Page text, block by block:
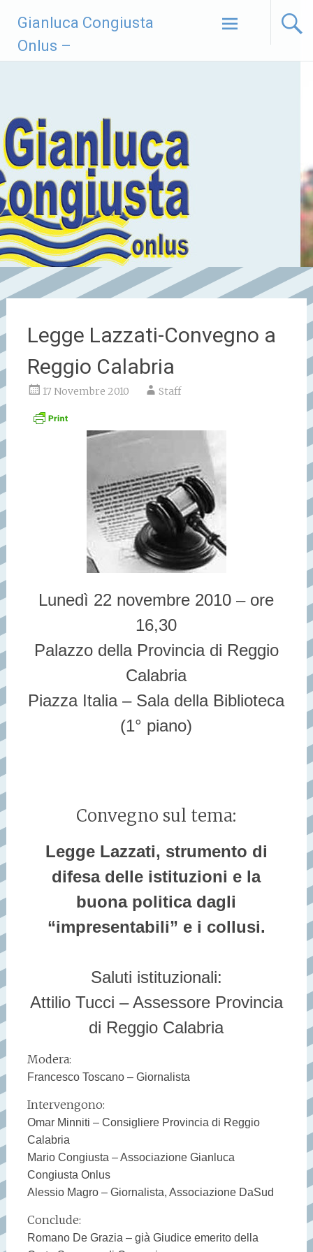
contenuto
Gianluca Congiusta
Onlus –
Legge Lazzati-Convegno a
Reggio Calabria
17 Novembre 2010 Staff
Lunedì 22 novembre 2010 – ore
16,30
Palazzo della Provincia di Reggio
Calabria
Piazza Italia – Sala della Biblioteca
(1° piano)
Convegno sul tema:
Legge Lazzati, strumento di
difesa delle istituzioni e la
buona politica dagli
“impresentabili” e i collusi.
Saluti istituzionali:
Attilio Tucci – Assessore Provincia
di Reggio Calabria
Modera:
Francesco Toscano – Giornalista
Intervengono:
Omar Minniti – Consigliere Provincia di Reggio
Calabria
Mario Congiusta – Associazione Gianluca
Congiusta Onlus
Alessio Magro – Giornalista, Associazione DaSud
Conclude:
Romano De Grazia – già Giudice emerito della